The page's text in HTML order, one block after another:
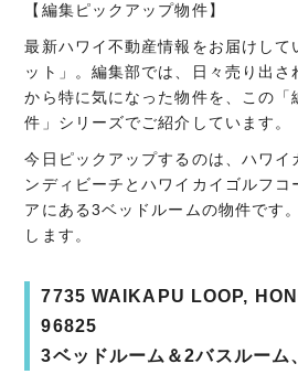
【編集ピックアップ物件】
最新ハワイ不動産情報をお届けして
ット」。編集部では、日々売り出さ
から特に気になった物件を、この「
件」シリーズでご紹介しています。
今日ピックアップするのは、ハワイ
ンディビーチとハワイカイゴルフコ
アにある3ベッドルームの物件です
します。
7735 WAIKAPU LOOP,
96825
3ベッドルーム＆2バスルー